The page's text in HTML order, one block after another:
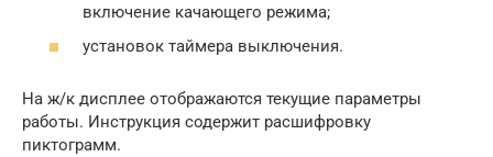
включение качающего режима;
установок таймера выключения.
На ж/к дисплее отображаются текущие параметры
работы. Инструкция содержит расшифровку
пиктограмм.